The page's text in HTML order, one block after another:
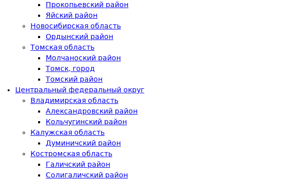
Прокопьевский район
Яйский район
Новосибирская область
Ордынский район
Томская область
Молчаноский район
Томск, город
Томский район
Центральный федеральный округ
Владимирская область
Александровский район
Кольчугинский район
Калужская область
Думиничский район
Костромская область
Галичский район
Солигаличский район